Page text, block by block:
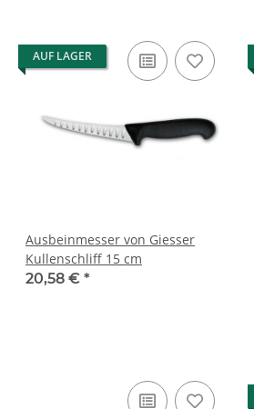
AUF LAGER
Ausbeinmesser von Giesser
Kullenschliff 15 cm
20,58 € *